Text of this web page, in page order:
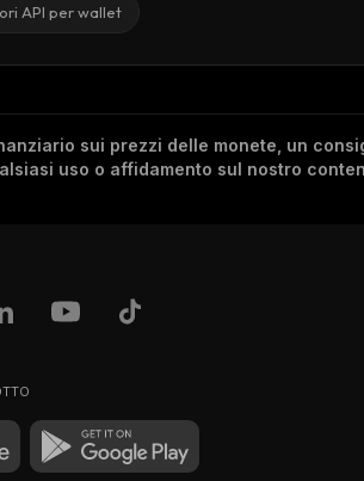
API per wallet
sui prezzi delle monete, un
uso o affidamento sul nostro